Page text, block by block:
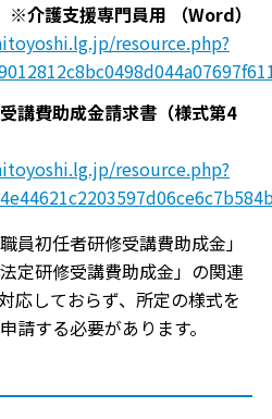
※介護支援専門員用
（Word）
resource.php?
講費助成金請求書（様式第4
resource.php?
員初任者研修受講費助成金」
定研修受講費助成金」の関連
応しておらず、所定の様式を
請する必要があります。